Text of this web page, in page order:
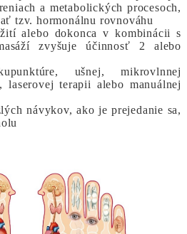
a metabolických procesoch,
tzv. hormonálnu rovnováhu
alebo dokonca v kombinácii s
zvyšuje účinnosť 2 alebo
ušnej, mikrovlnnej
laserovej terapii alebo manuálnej
návykov, ako je prejedanie sa,